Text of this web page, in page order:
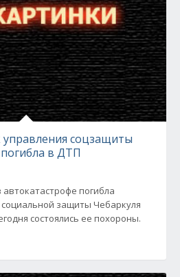
управления соцзащиты
в ДТП
автокатастрофе погибла
защиты Чебаркуля
состоялись ее похороны.